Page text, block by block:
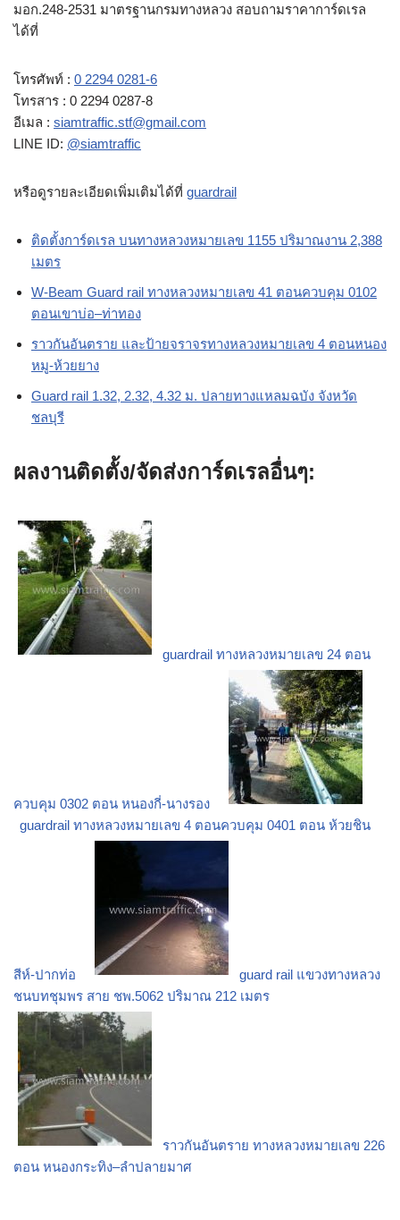
มอก.248-2531 มาตรฐานกรมทางหลวง สอบถามราคาการ์ดเรล
ได้ที่
โทรศัพท์ : 0 2294 0281-6
โทรสาร : 0 2294 0287-8
อีเมล : siamtraffic.stf@gmail.com
LINE ID: @siamtraffic
หรือดูรายละเอียดเพิ่มเติมได้ที่ guardrail
ติดตั้งการ์ดเรล บนทางหลวงหมายเลข 1155 ปริมาณงาน 2,388
เมตร
W-Beam Guard rail ทางหลวงหมายเลข 41 ตอนควบคุม 0102
ตอนเขาบ่อ–ท่าทอง
ราวกันอันตราย และป้ายจราจรทางหลวงหมายเลข 4 ตอนหนอง
หมู-ห้วยยาง
Guard rail 1.32, 2.32, 4.32 ม. ปลายทางแหลมฉบัง จังหวัด
ชลบุรี
ผลงานติดตั้ง/จัดส่งการ์ดเรลอื่นๆ:
guardrail ทางหลวงหมายเลข 24 ตอน
ควบคุม 0302 ตอน หนองกี่-นางรอง
guardrail ทางหลวงหมายเลข 4 ตอนควบคุม 0401 ตอน ห้วยชิน
สีห์-ปากท่อ
guard rail แขวงทางหลวง
ชนบทชุมพร สาย ชพ.5062 ปริมาณ 212 เมตร
ราวกันอันตราย ทางหลวงหมายเลข 226
ตอน หนองกระทิง–ลำปลายมาศ